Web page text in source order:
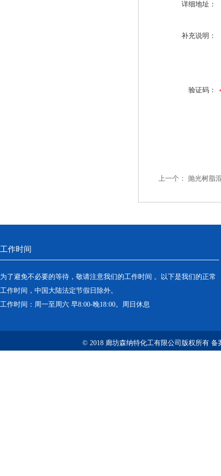
详细地址：
补充说明：
验证码：
上一个： 抛光树脂
工作时间
为了避免不必要的等待，敬请注意我们的工作时间 。以下是我们的正常
工作时间，中国大陆法定节假日除外。
工作时间：周一至周六 早8:00-晚18:00。周日休息
© 2018 廊坊森纳特化工有限公司版权所有 备